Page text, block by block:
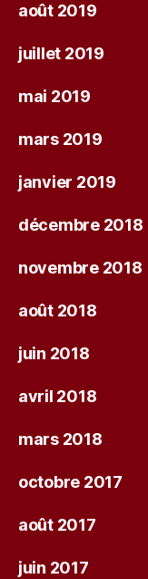
août 2019
juillet 2019
mai 2019
mars 2019
janvier 2019
décembre 2018
novembre 2018
août 2018
juin 2018
avril 2018
mars 2018
octobre 2017
août 2017
juin 2017